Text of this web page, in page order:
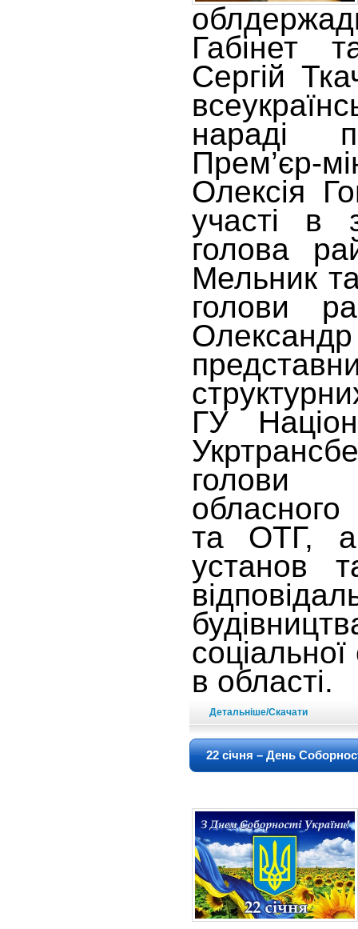
Габінет
Сергій
нараді
Прем’єр-
Олексія
участі в
голова
Мельник
голови
ГУ
голови
та ОТГ, а
установ
в області.
Детальніше/Скачати
22 січня – День